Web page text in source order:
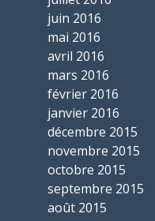
juin 2016
mai 2016
avril 2016
mars 2016
février 2016
janvier 2016
décembre 2015
novembre 2015
octobre 2015
septembre 2015
août 2015